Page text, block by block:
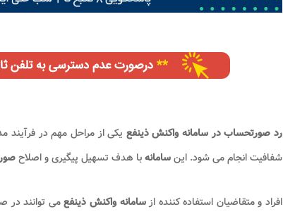
رد صورتحساب در سامانه واکنش ذینفع یکی از مراحل مهم در فرآیند
شفافیت انجام می شود. اینسامانهبا هدف تسهیل پیگیری و اصلاح
افراد و متقاضیان استفاده کننده ازسامانه واکنش ذینفعمی توانند در